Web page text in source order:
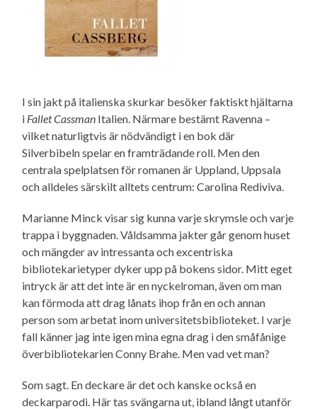
I sin jakt på italienska skurkar besöker faktiskt hjältarna
i Fallet Cassman Italien. Närmare bestämt Ravenna –
vilket naturligtvis är nödvändigt i en bok där
Silverbibeln spelar en framträdande roll. Men den
centrala spelplatsen för romanen är Uppland, Uppsala
och alldeles särskilt alltets centrum: Carolina Rediviva.
Marianne Minck visar sig kunna varje skrymsle och varje
trappa i byggnaden. Våldsamma jakter går genom huset
och mängder av intressanta och excentriska
bibliotekarietyper dyker upp på bokens sidor. Mitt eget
intryck är att det inte är en nyckelroman, även om man
kan förmoda att drag lånats ihop från en och annan
person som arbetat inom universitetsbiblioteket. I varje
fall känner jag inte igen mina egna drag i den småfånige
överbibliotekarien Conny Brahe. Men vad vet man?
Som sagt. En deckare är det och kanske också en
deckarparodi. Här tas svängarna ut, ibland långt utanför